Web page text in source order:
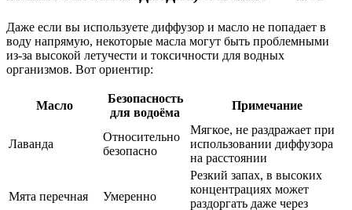
Даже если вы используете диффузор и масло не попадает в
воду напрямую, некоторые масла могут быть проблемными
из-за высокой летучести и токсичности для водных
организмов. Вот ориентир:
Масло
Безопасность
для водоёма
Примечание
Лаванда
Относительно
безопасно
Мягкое, не раздражает при
использовании диффузора
на расстоянии
Мята перечная Умеренно
Резкий запах, в высоких
концентрациях может
раздоргать даже через